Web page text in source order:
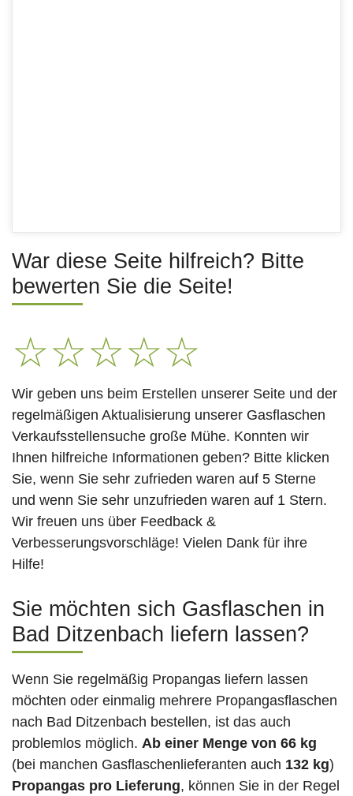
War diese Seite hilfreich? Bitte
bewerten Sie die Seite!
☆☆☆☆☆
Wir geben uns beim Erstellen unserer Seite und der
regelmäßigen Aktualisierung unserer Gasflaschen
Verkaufsstellensuche große Mühe. Konnten wir
Ihnen hilfreiche Informationen geben? Bitte klicken
Sie, wenn Sie sehr zufrieden waren auf 5 Sterne
und wenn Sie sehr unzufrieden waren auf 1 Stern.
Wir freuen uns über Feedback &
Verbesserungsvorschläge! Vielen Dank für ihre
Hilfe!
Sie möchten sich Gasflaschen in
Bad Ditzenbach liefern lassen?
Wenn Sie regelmäßig Propangas liefern lassen
möchten oder einmalig mehrere Propangasflaschen
nach Bad Ditzenbach bestellen, ist das auch
problemlos möglich. Ab einer Menge von 66 kg
(bei manchen Gasflaschenlieferanten auch 132 kg)
Propangas pro Lieferung, können Sie in der Regel